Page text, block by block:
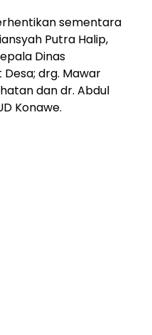
sementara
Putra Halip,
Dinas
drg. Mawar
dan dr. Abdul
Konawe.